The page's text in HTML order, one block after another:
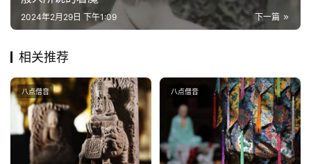
教
人
寺
院
巡
礼
下一篇
2024年2月29日 下午1:09
相关推荐
八点僧音 八点僧音